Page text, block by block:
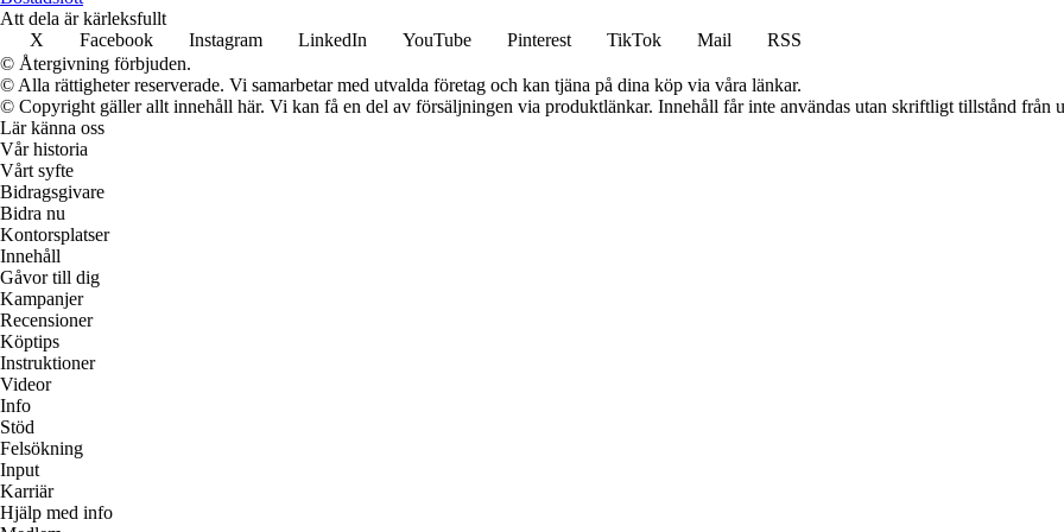
Att dela är kärleksfullt
X
Facebook Instagram LinkedIn YouTube Pinterest TikTok Mail
RSS
© Återgivning förbjuden.
© Alla rättigheter reserverade. Vi samarbetar med utvalda företag och kan tjäna på dina köp via våra länkar.
© Copyright gäller allt innehåll här. Vi kan få en del av försäljningen via produktlänkar. Innehåll får inte användas utan skriftligt tillstånd från
Lär känna oss
Vår historia
Vårt syfte
Bidragsgivare
Bidra nu
Kontorsplatser
Innehåll
Gåvor till dig
Kampanjer
Recensioner
Köptips
Instruktioner
Videor
Info
Stöd
Felsökning
Input
Karriär
Hjälp med info